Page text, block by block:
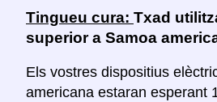
Tingueu cura: Txad
superior a Samoa
Els vostres dispositius
americana estaran esperant